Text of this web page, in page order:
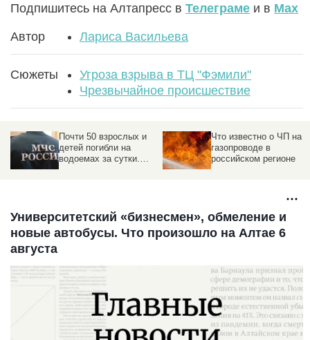
Подпишитесь на Алтапресс в Телеграме и в Max
Автор Лариса Васильева
Сюжеты
Угроза взрыва в ТЦ "Фэмили"
Чрезвычайное происшествие
Почти 50 взрослых и
детей погибли на
водоемах за сутки.
Что известно о ЧП на
газопроводе в
российском регионе
Университетский «бизнесмен», обмеление и
новые автобусы. Что произошло на Алтае 6
августа